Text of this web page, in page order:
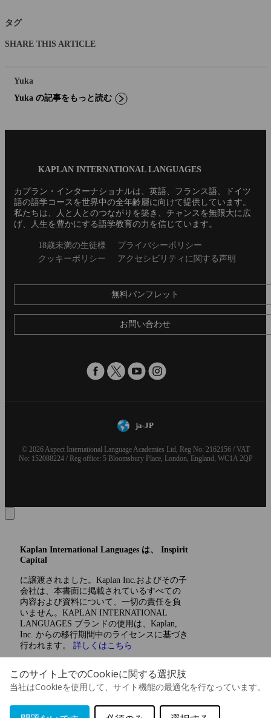
このサイト上でのCookieに関する選択肢
当社はCookieを使用して、サイト機能の最適化を行なっています。
タグ
SHARE THIS ARTICLE
Yuka
Yuka の記事をもっと読む
KAPLAN INTERNATIONAL LANGUAGES
カプラン・インターナショナルは、英語、フランス語、ドイツ
語の語学コースを世界中の全年齢層に向けて提供しています。
私たちは、人と人とのつながりを築き、チャンスを無限大に広
げ、人生を豊かにする語学教育の力を信じています。
Secondary18歳未満の生徒様
プライバシーポリシー
クッキーポリシー
アクセシビリティに関する声明
無料パンフレット
お問い合わせ
ja-JP
© 2026 Aspect International Language Academies Ltd, Reg No: 2162156 / VAT
No: 152088224 / Reg office: 5 Bloomsbury Place, London, England, WC1A 2QP
Kaplan International Languages は、 Inspirit
Capital
に譲渡されました。Kaplan Inc.およびその子
会社は、本書面に掲載されているすべての
内容および資料について、一切の責任を負
いません。KAPLAN INTERNATIONAL
LANGUAGES ブランドの使用は、Kaplan,
Inc. からの移行期間中のライセンスに基づき
行われます。 詳しくはこちら